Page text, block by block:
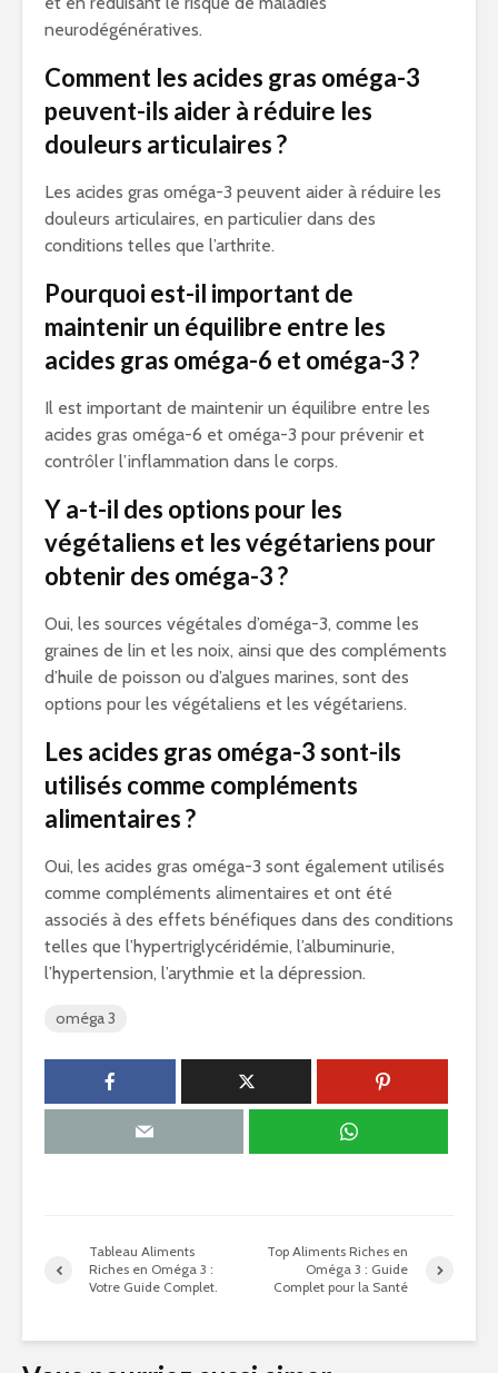
neurodégénératives.
Comment les acides gras oméga-3
peuvent-ils aider à réduire les
douleurs articulaires ?
Les acides gras oméga-3 peuvent aider à réduire les
douleurs articulaires, en particulier dans des
conditions telles que l’arthrite.
Pourquoi est-il important de
maintenir un équilibre entre les
acides gras oméga-6 et oméga-3 ?
Il est important de maintenir un équilibre entre les
acides gras oméga-6 et oméga-3 pour prévenir et
contrôler l’inflammation dans le corps.
Y a-t-il des options pour les
végétaliens et les végétariens pour
obtenir des oméga-3 ?
Oui, les sources végétales d’oméga-3, comme les
graines de lin et les noix, ainsi que des compléments
d’huile de poisson ou d’algues marines, sont des
options pour les végétaliens et les végétariens.
Les acides gras oméga-3 sont-ils
utilisés comme compléments
alimentaires ?
Oui, les acides gras oméga-3 sont également utilisés
comme compléments alimentaires et ont été
associés à des effets bénéfiques dans des conditions
telles que l’hypertriglycéridémie, l’albuminurie,
l’hypertension, l’arythmie et la dépression.
oméga 3
Tableau Aliments
Riches en Oméga 3 :
Votre Guide Complet.
Top Aliments Riches en
Oméga 3 : Guide
Complet pour la Santé